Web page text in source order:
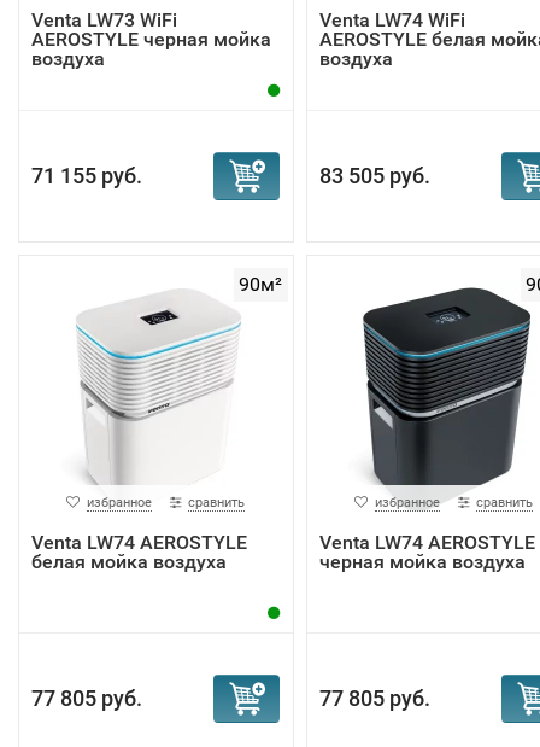
Venta LW73 WiFi
AEROSTYLE черная мойка
воздуха
71 155 руб.
Venta LW74 WiFi
AEROSTYLE белая
воздуха
83 505 руб.
90м²
избранное сравнить
Venta LW74 AEROSTYLE
белая мойка воздуха
77 805 руб.
избранное сравнить
Venta LW74 AEROSTYLE
черная мойка воздуха
77 805 руб.